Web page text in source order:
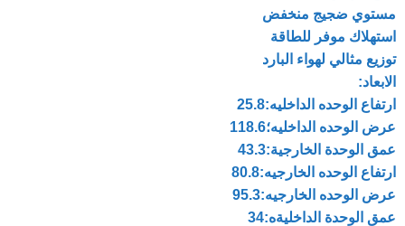
مستوي ضجيج منخفض
استهلاك موفر للطاقة
توزيع مثالي لهواء البارد
الابعاد:
ارتفاع الوحده الداخليه:25.8
عرض الوحده الداخليه؛118.6
عمق الوحدة الخارجية:43.3
ارتفاع الوحده الخارجيه:80.8
عرض الوحده الخارجيه:95.3
عمق الوحدة الداخليةه:34